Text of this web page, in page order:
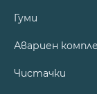
Гуми
Авариен
Чистачки